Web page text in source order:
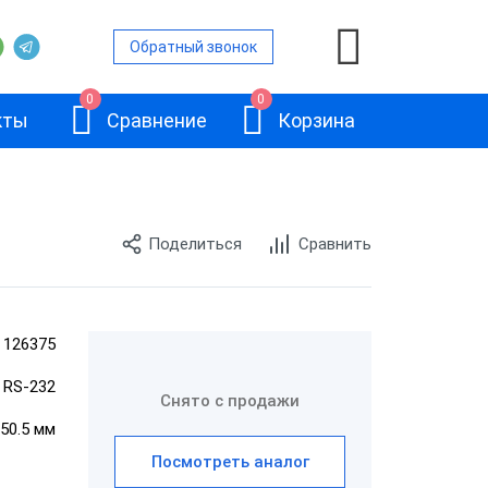
Обратный звонок
0
Сравнение
0
Корзина
Поделиться Сравнить
126375
232
мм
Снято с продажи
Посмотреть аналог